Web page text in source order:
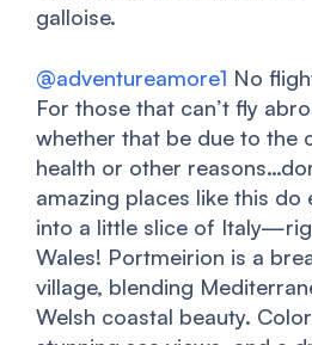
galloise.
@adventureamore1 No
For those that can’t fly
whether that be due to the
health or other
amazing places like this do
into a little slice of
Wales! Portmeirion is a
village, blending
Welsh coastal beauty.